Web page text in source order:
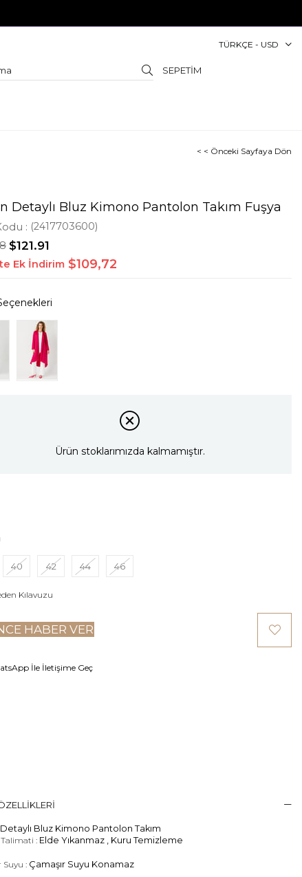
TÜRKÇE - USD
SEPETIM
< < Önceki Sayfaya Dön
Detaylı Bluz Kimono Pantolon Takım Fuşya
(2417703600)
$121.91
Ek İndirim $109,72
Ürün stoklarımızda kalmamıştır.
40 42 44 46
Kılavuzu
HABER VER
İle İletişime Geç
Bluz Kimono Pantolon Takım
Talimati : Elde Yıkanmaz , Kuru Temizleme
Suyu : Çamaşır Suyu Konamaz